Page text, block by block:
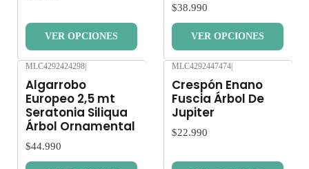
VER OPCIONES
$38.990
VER OPCIONES
MLC4292424298|
Algarrobo
Europeo 2,5 mt
Seratonia Siliqua
Árbol Ornamental
$44.990
MLC4292447474|
Crespón Enano
Fuscia Árbol De
Jupiter
$22.990